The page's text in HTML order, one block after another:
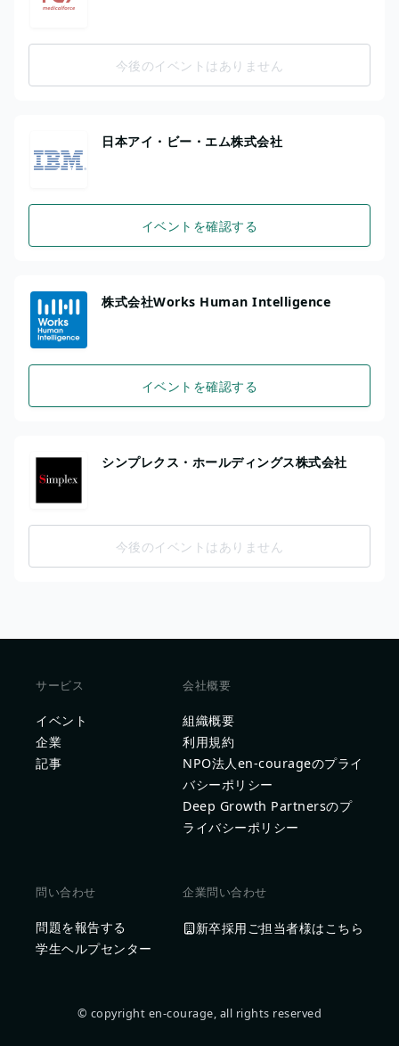
今後のイベントはありません
日本アイ・ビー・エム株式会社
イベントを確認する
株式会社Works Human Intelligence
イベントを確認する
シンプレクス・ホールディングス株式会社
今後のイベントはありません
サービス
イベント
企業
記事
会社概要
組織概要
利用規約
NPO法人en-courageのプライ
バシーポリシー
Deep Growth Partnersのプ
ライバシーポリシー
問い合わせ
問題を報告する
学生ヘルプセンター
企業問い合わせ
新卒採用ご担当者様はこちら
© copyright en-courage, all rights reserved